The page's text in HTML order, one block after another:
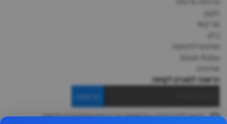
צור קשר
מותגים לתינוקות
black-friday
אודותינו
הרשמה למועדון לקוחות
הרשמה
ברצוני לקבל מידע ופרסומות על הנחות וקולקציות חדשות